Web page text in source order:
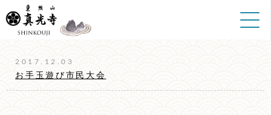
ホーム >お手玉
2017.12.03
お手玉遊び市民大会